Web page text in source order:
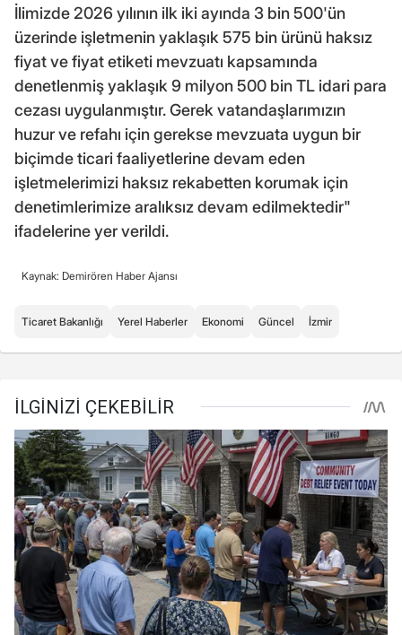
İlimizde 2026 yılının ilk iki ayında 3 bin 500'ün
üzerinde işletmenin yaklaşık 575 bin ürünü haksız
fiyat ve fiyat etiketi mevzuatı kapsamında
denetlenmiş yaklaşık 9 milyon 500 bin TL idari para
cezası uygulanmıştır. Gerek vatandaşlarımızın
huzur ve refahı için gerekse mevzuata uygun bir
biçimde ticari faaliyetlerine devam eden
işletmelerimizi haksız rekabetten korumak için
denetimlerimize aralıksız devam edilmektedir"
ifadelerine yer verildi.
Kaynak: Demirören Haber Ajansı
Ticaret Bakanlığı Yerel Haberler Ekonomi Güncel İzmir